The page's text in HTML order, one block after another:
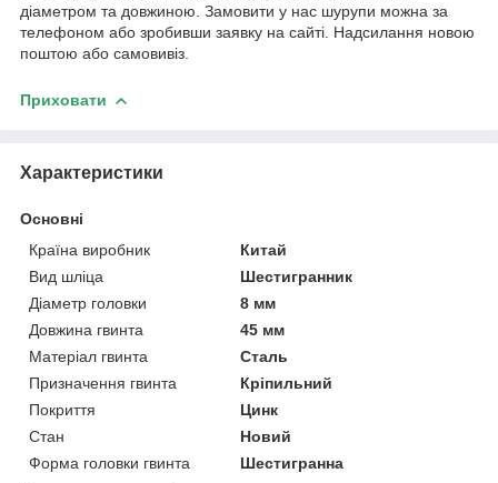
діаметром та довжиною. Замовити у нас шурупи можна за
телефоном або зробивши заявку на сайті. Надсилання новою
поштою або самовивіз.
Приховати
Характеристики
Основні
Країна виробник
Китай
Вид шліца
Шестигранник
Діаметр головки
8 мм
Довжина гвинта
45 мм
Матеріал гвинта
Сталь
Призначення гвинта
Кріпильний
Покриття
Цинк
Стан
Новий
Форма головки гвинта
Шестигранна